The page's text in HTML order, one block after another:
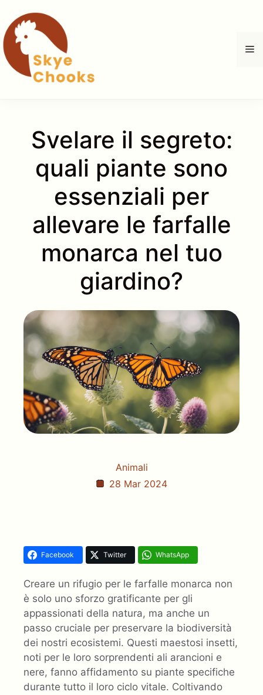
contenuto
Svelare il segreto:
quali piante sono
essenziali per
allevare le farfalle
monarca nel tuo
giardino?
Animali
28 Mar 2024
Facebook Twitter WhatsApp
Creare un rifugio per le farfalle monarca non
è solo uno sforzo gratificante per gli
appassionati della natura, ma anche un
passo cruciale per preservare la biodiversità
dei nostri ecosistemi. Questi maestosi insetti,
noti per le loro sorprendenti ali arancioni e
nere, fanno affidamento su piante specifiche
durante tutto il loro ciclo vitale. Coltivando